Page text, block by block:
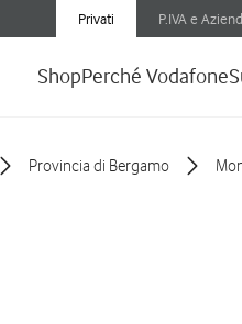
Privati P.IVA e
ShopPerché Vodafone
Provincia di Bergamo